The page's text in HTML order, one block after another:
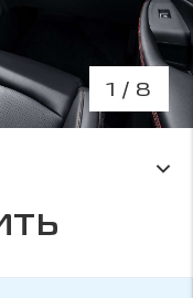
1 / 8
о